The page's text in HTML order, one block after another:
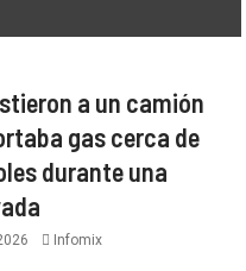
a un camión
gas cerca de
durante una
Infomix